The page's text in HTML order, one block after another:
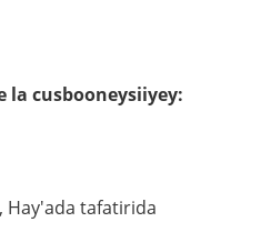
la cusbooneysiiyey:
Hay'ada tafatirida